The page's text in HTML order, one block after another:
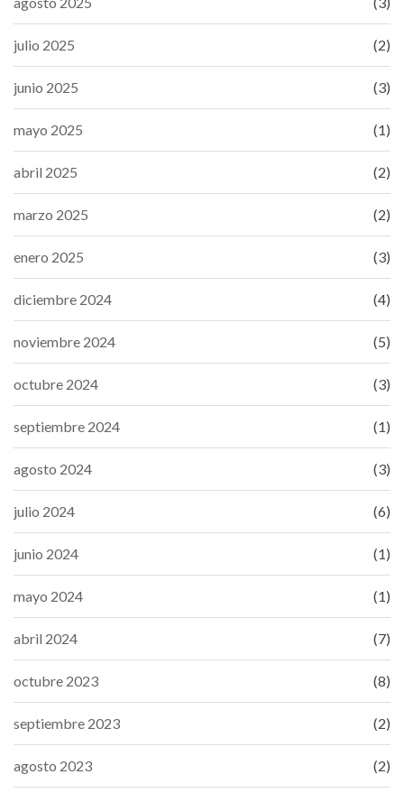
julio 2025 (2)
junio 2025 (3)
mayo 2025 (1)
abril 2025 (2)
marzo 2025 (2)
enero 2025 (3)
diciembre 2024 (4)
noviembre 2024 (5)
octubre 2024 (3)
septiembre 2024 (1)
agosto 2024 (3)
julio 2024 (6)
junio 2024 (1)
mayo 2024 (1)
abril 2024 (7)
octubre 2023 (8)
septiembre 2023 (2)
agosto 2023 (2)